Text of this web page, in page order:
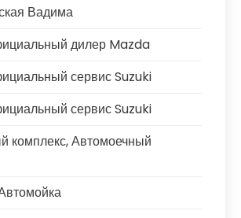
Вадима
дилер Mazda
сервис Suzuki
сервис Suzuki
комплекс, Автомоечный